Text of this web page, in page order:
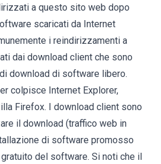
a questo sito web dopo
scaricati da Internet
i reindirizzamenti a
dai download client che sono
download di software libero.
colpisce Internet Explorer,
Firefox. I download client sono
il download (traffico web in
di software promosso
del software. Si noti che il